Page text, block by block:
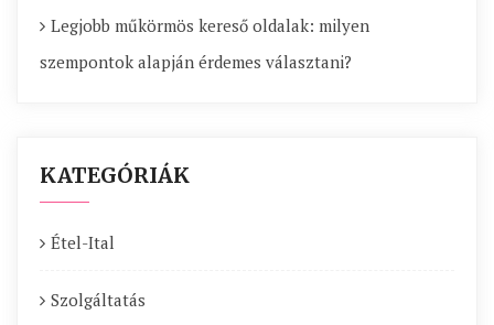
Legjobb műkörmös kereső oldalak: milyen
szempontok alapján érdemes választani?
KATEGÓRIÁK
Étel-Ital
Szolgáltatás